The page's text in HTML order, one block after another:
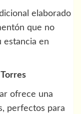
elaborado
que no
estancia en
ofrece una
perfectos para